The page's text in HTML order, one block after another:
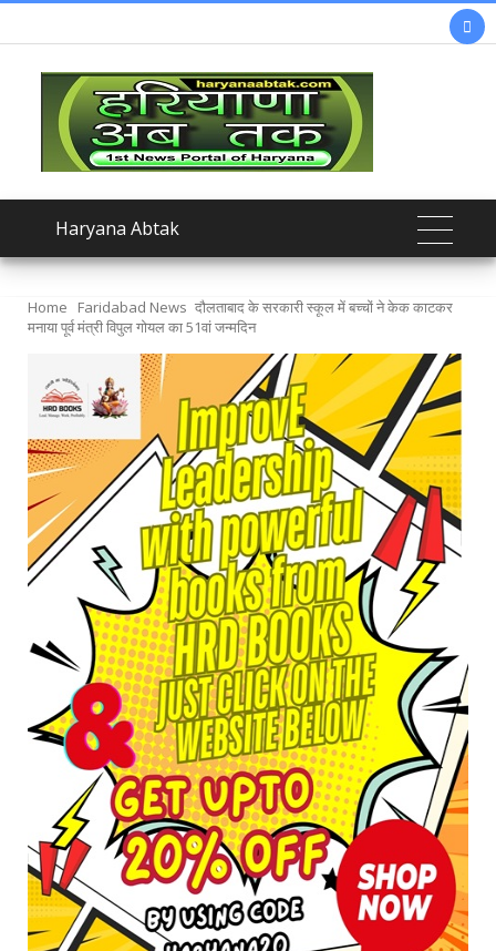

Haryana Abtak
Home Faridabad News दौलताबाद के सरकारी स्कूल में बच्चों ने केक काटकर
मनाया पूर्व मंत्री विपुल गोयल का 51वां जन्मदिन